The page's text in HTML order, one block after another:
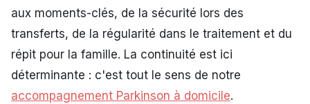
aux moments-clés, de la sécurité lors des
transferts, de la régularité dans le traitement et du
répit pour la famille. La continuité est ici
déterminante : c'est tout le sens de notre
accompagnement Parkinson à domicile.